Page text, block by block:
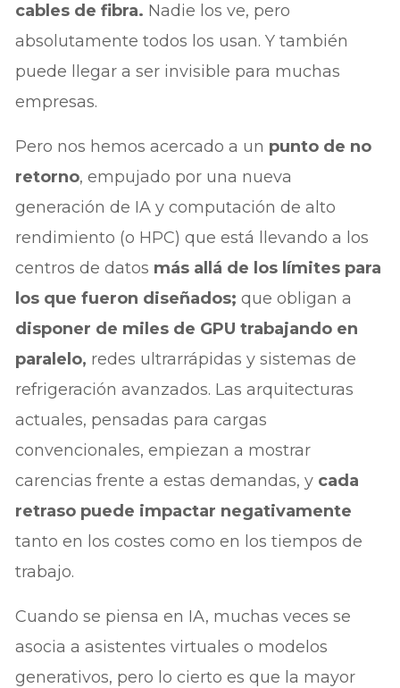
cables de fibra. Nadie los ve, pero
absolutamente todos los usan. Y también
puede llegar a ser invisible para muchas
empresas.
Pero nos hemos acercado a un punto de no
retorno, empujado por una nueva
generación de IA y computación de alto
rendimiento (o HPC) que está llevando a los
centros de datos más allá de los límites para
los que fueron diseñados;que obligan a
disponer de miles de GPU trabajando en
paralelo, redes ultrarrápidas y sistemas de
refrigeración avanzados. Las arquitecturas
actuales, pensadas para cargas
convencionales, empiezan a mostrar
carencias frente a estas demandas, y cada
retraso puede impactar negativamente
tanto en los costes como en los tiempos de
trabajo.
Cuando se piensa en IA, muchas veces se
asocia a asistentes virtuales o modelos
generativos, pero lo cierto es que la mayor